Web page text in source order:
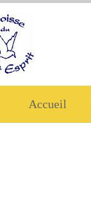
Accueil